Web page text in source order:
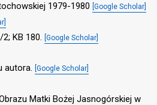
1979-1980 [Google Scholar]
KB 180. [Google Scholar]
autora. [Google Scholar]
Matki Bożej Jasnogórskiej w